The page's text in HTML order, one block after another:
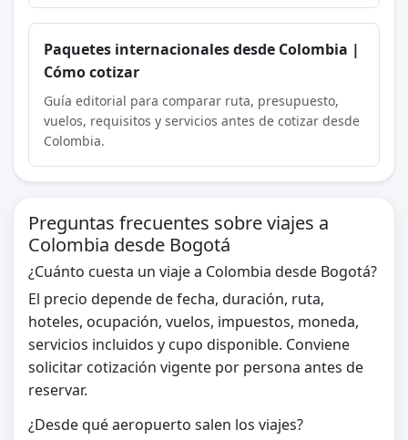
Paquetes internacionales desde Colombia |
Cómo cotizar
Guía editorial para comparar ruta, presupuesto,
vuelos, requisitos y servicios antes de cotizar desde
Colombia.
Preguntas frecuentes sobre viajes a
Colombia desde Bogotá
¿Cuánto cuesta un viaje a Colombia desde Bogotá?
El precio depende de fecha, duración, ruta,
hoteles, ocupación, vuelos, impuestos, moneda,
servicios incluidos y cupo disponible. Conviene
solicitar cotización vigente por persona antes de
reservar.
¿Desde qué aeropuerto salen los viajes?